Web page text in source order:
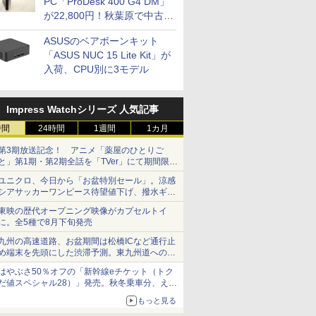
が22,800円！秋葉原で中古
PCセール
ASUSのベアボーンキット
「ASUS NUC 15 Lite Kit」が
入荷、CPU別に3モデル
Impress Watchシリーズ 人気記事
24時間 1週間 1カ月
3期放送記念！ アニメ「薬屋のひとりご
」第1期・第2期全話を「TVer」にて期間限定
順次無料配信開始
ニクロ、今日から「お盆特別セール」。涼感
アサッカーワンピース待望値下げ、撥水ギア
ョーツは1990円に
映の歴代オープニング映像がカプセルトイ
。全5種で8月下旬発売
州の高速道路、お盆期間は松橋ICなど通行止
端末を先頭にした渋滞予測。東九州道への迂
は料金調整を実施
やぶさ50％オフの「新幹線eチケット（トク
値スペシャル28）」発売。秋冬乗車分、えき
もっと見る